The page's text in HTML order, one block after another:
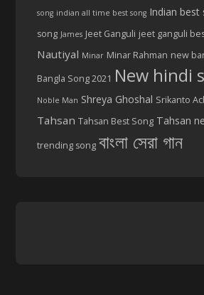
song indian all time best song Indian best
song James Jeet Ganguli jeet ganguli
Nautiyal Minar Minar Rahman new
Bangla Song 2021 New hindi
Noble Man Shreya Ghoshal Srikanto
Tahsan Tahsan Best Song Tahsan
trending song বাংলা সেরা গান